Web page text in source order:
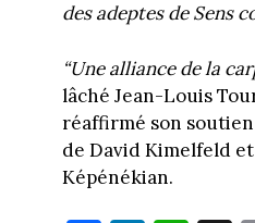
des adeptes de Sens
“Une alliance de la
lâché Jean-Louis
réaffirmé son
de David Kimelfeld
Képénékian.